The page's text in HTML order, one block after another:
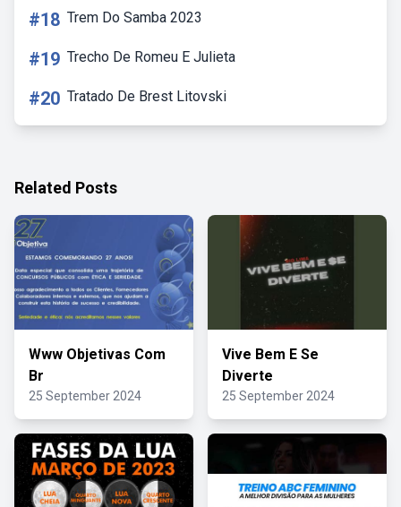
#18 Trem Do Samba 2023
#19 Trecho De Romeu E Julieta
#20 Tratado De Brest Litovski
Related Posts
Www Objetivas Com
Br
25 September 2024
Vive Bem E Se
Diverte
25 September 2024